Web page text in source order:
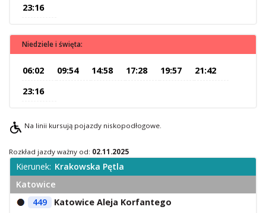
23:16
Niedziele i święta:
06:02 09:54 14:58 17:28 19:57
21:42
23:16
Na linii kursują pojazdy niskopodłogowe.
Rozkład jazdy ważny od: 02.11.2025
Kierunek: Krakowska Pętla
Katowice
449
Katowice Aleja Korfantego